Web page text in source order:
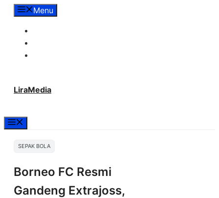
LangsungMenu
LiraMedia
SEPAK BOLA
Borneo FC Resmi
Gandeng Extrajoss,